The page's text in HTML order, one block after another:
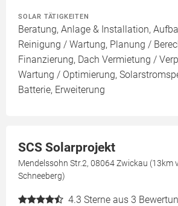
SOLAR TÄTIGKEITEN
Beratung, Anlage & Installation,
Reinigung / Wartung, Planung /
Finanzierung, Dach Vermietung /
Wartung / Optimierung,
Batterie, Erweiterung
SCS Solarprojekt
Mendelssohn Str.2, 08064 Zwickau (13km
Schneeberg)
4.3 Sterne aus 3